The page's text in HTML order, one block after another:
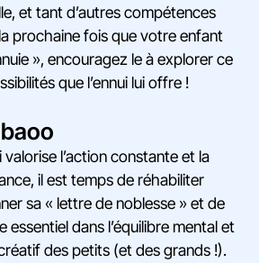
et tant d’autres compétences
prochaine fois que votre enfant
», encouragez le à explorer ce
que l’ennui lui offre !
l’action constante et la
il est temps de réhabiliter
sa « lettre de noblesse » et de
essentiel dans l’équilibre mental et
des petits (et des grands !).